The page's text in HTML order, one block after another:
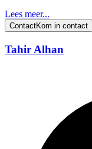
Lees meer...
ContactKom in contact
Tahir Alhan